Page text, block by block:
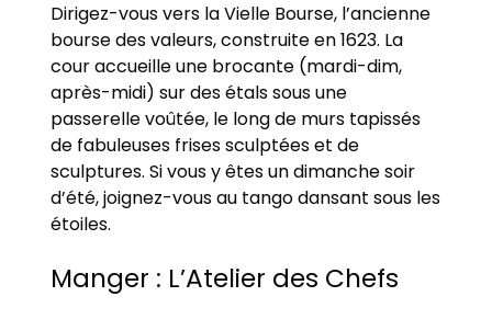
Dirigez-vous vers la Vielle Bourse, l’ancienne
bourse des valeurs, construite en 1623. La
cour accueille une brocante (mardi-dim,
après-midi) sur des étals sous une
passerelle voûtée, le long de murs tapissés
de fabuleuses frises sculptées et de
sculptures. Si vous y êtes un dimanche soir
d’été, joignez-vous au tango dansant sous les
étoiles.
Manger : L’Atelier des Chefs